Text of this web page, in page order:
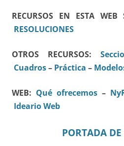
RECURSOS EN ESTA WEB
RESOLUCIONES
OTROS RECURSOS:
Cuadros– Práctica –
WEB: Qué ofrecemos –
Ideario Web
PORTADA